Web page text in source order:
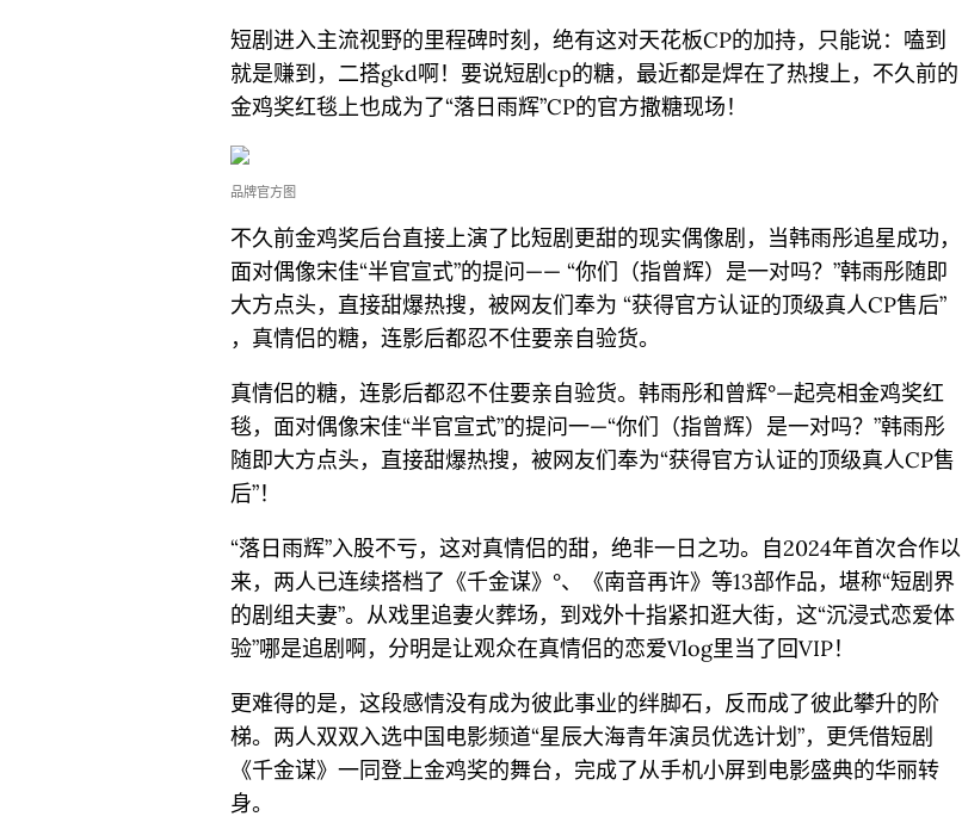
短剧进入主流视野的里程碑时刻，绝有这对天花板CP的加持，只能说：嗑到
就是赚到，二搭gkd啊！要说短剧cp的糖，最近都是焊在了热搜上，不久前的
金鸡奖红毯上也成为了“落日雨辉”CP的官方撒糖现场！
品牌官方图
不久前金鸡奖后台直接上演了比短剧更甜的现实偶像剧，当韩雨彤追星成功，
面对偶像宋佳“半官宣式”的提问—— “你们（指曾辉）是一对吗？”韩雨彤随即
大方点头，直接甜爆热搜，被网友们奉为 “获得官方认证的顶级真人CP售后”
，真情侣的糖，连影后都忍不住要亲自验货。
真情侣的糖，连影后都忍不住要亲自验货。韩雨彤和曾辉°—起亮相金鸡奖红
毯，面对偶像宋佳“半官宣式”的提问一—“你们（指曾辉）是一对吗？”韩雨彤
随即大方点头，直接甜爆热搜，被网友们奉为“获得官方认证的顶级真人CP售
后”！
“落日雨辉”入股不亏，这对真情侣的甜，绝非一日之功。自2024年首次合作以
来，两人已连续搭档了《千金谋》°、《南音再许》等13部作品，堪称“短剧界
的剧组夫妻”。从戏里追妻火葬场，到戏外十指紧扣逛大街，这“沉浸式恋爱体
验”哪是追剧啊，分明是让观众在真情侣的恋爱Vlog里当了回VIP！
更难得的是，这段感情没有成为彼此事业的绊脚石，反而成了彼此攀升的阶
梯。两人双双入选中国电影频道“星辰大海青年演员优选计划”，更凭借短剧
《千金谋》一同登上金鸡奖的舞台，完成了从手机小屏到电影盛典的华丽转
身。